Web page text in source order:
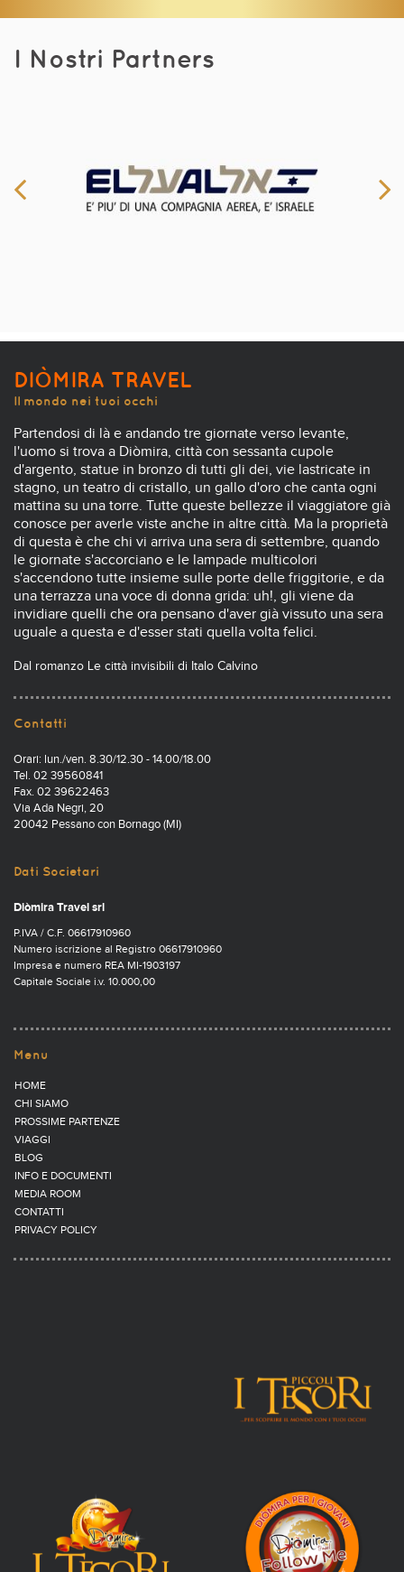
I Nostri Partners
DIÒMIRA TRAVEL
Il mondo nei tuoi occhi
Partendosi di là e andando tre giornate verso levante,
l'uomo si trova a Diòmira, città con sessanta cupole
d'argento, statue in bronzo di tutti gli dei, vie lastricate in
stagno, un teatro di cristallo, un gallo d'oro che canta ogni
mattina su una torre. Tutte queste bellezze il viaggiatore già
conosce per averle viste anche in altre città. Ma la proprietà
di questa è che chi vi arriva una sera di settembre, quando
le giornate s'accorciano e le lampade multicolori
s'accendono tutte insieme sulle porte delle friggitorie, e da
una terrazza una voce di donna grida: uh!, gli viene da
invidiare quelli che ora pensano d'aver già vissuto una sera
uguale a questa e d'esser stati quella volta felici.
Dal romanzo Le città invisibili di Italo Calvino
Contatti
Orari: lun./ven. 8.30/12.30 - 14.00/18.00
Tel. 02 39560841
Fax. 02 39622463
Via Ada Negri, 20
20042 Pessano con Bornago (MI)
Dati Societari
Diòmira Travel srl
P.IVA / C.F. 06617910960
Numero iscrizione al Registro 06617910960
Impresa e numero REA MI-1903197
Capitale Sociale i.v. 10.000,00
Menu
HOME
CHI SIAMO
PROSSIME PARTENZE
VIAGGI
BLOG
INFO E DOCUMENTI
MEDIA ROOM
CONTATTI
PRIVACY POLICY